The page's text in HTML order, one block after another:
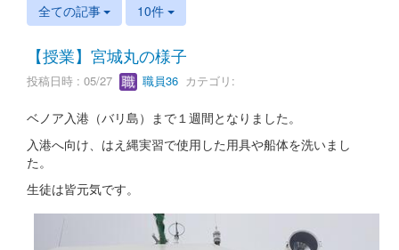
全ての記事 10件
【授業】宮城丸の様子
投稿日時 : 05/27 職員36 カテゴリ:
ベノア入港（バリ島）まで１週間となりました。
入港へ向け、はえ縄実習で使用した用具や船体を洗いまし
た。
生徒は皆元気です。